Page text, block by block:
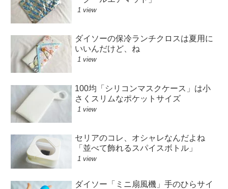
1 view
ダイソーの保冷ランチクロスは夏用に
いいんだけど、ね
1 view
100均「シリコンマスクケース」は小
さくスリムなポケットサイズ
1 view
セリアのコレ、オシャレなんだよね
「並べて飾れるスパイスボトル」
1 view
ダイソー「ミニ扇風機」手のひらサイ